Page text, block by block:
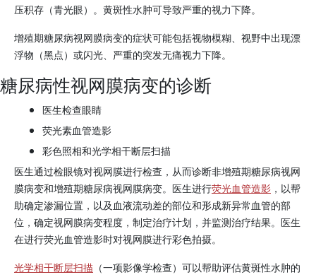
压积存（青光眼）。黄斑性水肿可导致严重的视力下降。
增殖期糖尿病视网膜病变的症状可能包括视物模糊、视野中出现漂
浮物（黑点）或闪光、严重的突发无痛视力下降。
糖尿病性视网膜病变的诊断
医生检查眼睛
荧光素血管造影
彩色照相和光学相干断层扫描
医生通过检眼镜对视网膜进行检查，从而诊断非增殖期糖尿病视网
膜病变和增殖期糖尿病视网膜病变。医生进行荧光血管造影 ，以帮
助确定渗漏位置，以及血液流动差的部位和形成新异常血管的部
位，确定视网膜病变程度，制定治疗计划，并监测治疗结果。医生
在进行荧光血管造影时对视网膜进行彩色拍摄。
光学相干断层扫描 （一项影像学检查）可以帮助评估黄斑性水肿的